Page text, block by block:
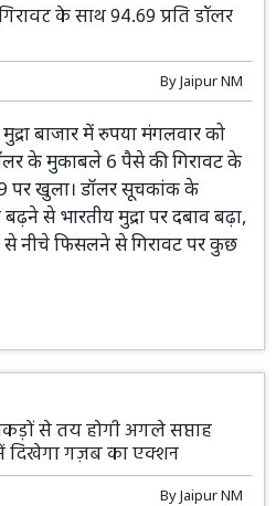
के साथ 94.69 प्रति डॉलर
ByJaipur NM
बाजार में रुपया मंगलवार को
के मुकाबले 6 पैसे की गिरावट के
पर खुला। डॉलर सूचकांक के
से भारतीय मुद्रा पर दबाव बढ़ा,
से नीचे फिसलने से गिरावट पर कुछ
से तय होगी अगले सप्ताह
दिखेगा गज़ब का एक्शन
ByJaipur NM